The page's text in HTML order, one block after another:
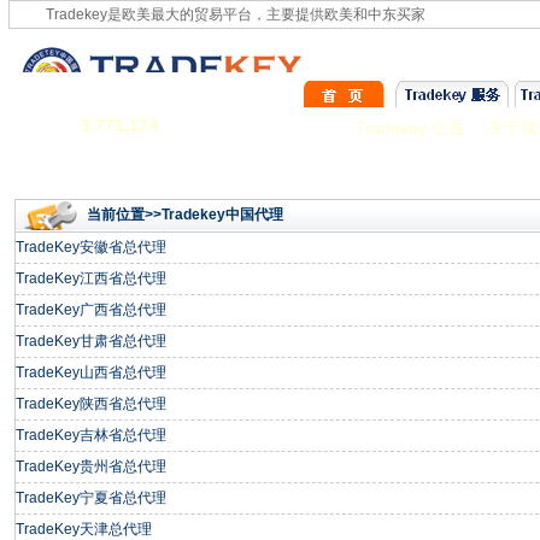
Tradekey是欧美最大的贸易平台，主要提供欧美和中东买家
3,771,174 Tradekey 公告 关于
当前位置>>Tradekey中国代理
TradeKey安徽省总代理
TradeKey江西省总代理
TradeKey广西省总代理
TradeKey甘肃省总代理
TradeKey山西省总代理
TradeKey陕西省总代理
TradeKey吉林省总代理
TradeKey贵州省总代理
TradeKey宁夏省总代理
TradeKey天津总代理